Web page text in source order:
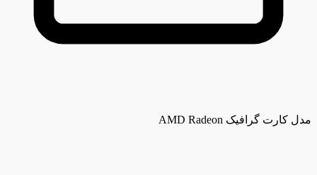
مدل کارت گرافیک AMD Radeon